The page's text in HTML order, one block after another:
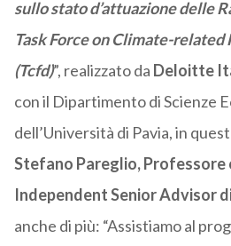
sullo stato d’attuazione delle
Task Force on Climate-
(Tcfd)”, realizzato da Deloitte
con il Dipartimento di Scienze
dell’Università di Pavia, in
Stefano Pareglio, Professore
Independent Senior Advisor
anche di più: “Assistiamo al